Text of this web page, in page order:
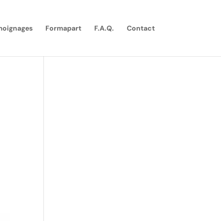
Formapart F.A.Q. Contact